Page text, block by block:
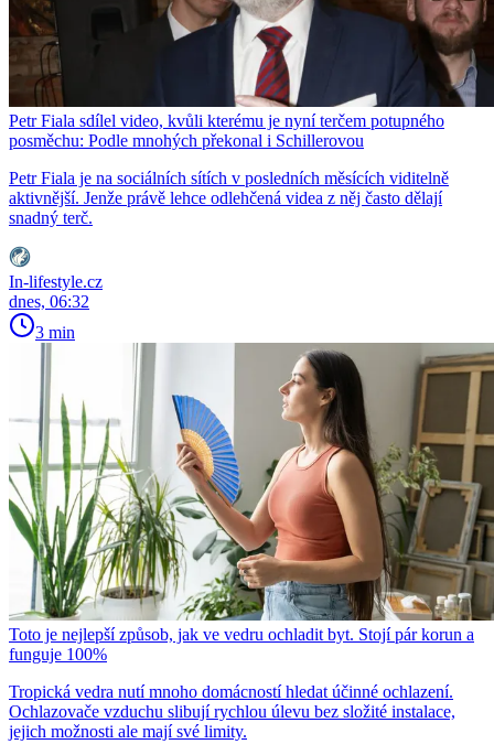
Petr Fiala sdílel video, kvůli kterému je nyní terčem potupného
posměchu: Podle mnohých překonal i Schillerovou
Petr Fiala je na sociálních sítích v posledních měsících viditelně
aktivnější. Jenže právě lehce odlehčená videa z něj často dělají
snadný terč.
In-lifestyle.cz
dnes, 06:32
3 min
Toto je nejlepší způsob, jak ve vedru ochladit byt. Stojí pár korun a
funguje 100%
Tropická vedra nutí mnoho domácností hledat účinné ochlazení.
Ochlazovače vzduchu slibují rychlou úlevu bez složité instalace,
jejich možnosti ale mají své limity.